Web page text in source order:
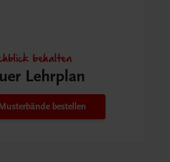
behalten
Lehrplan
bestellen